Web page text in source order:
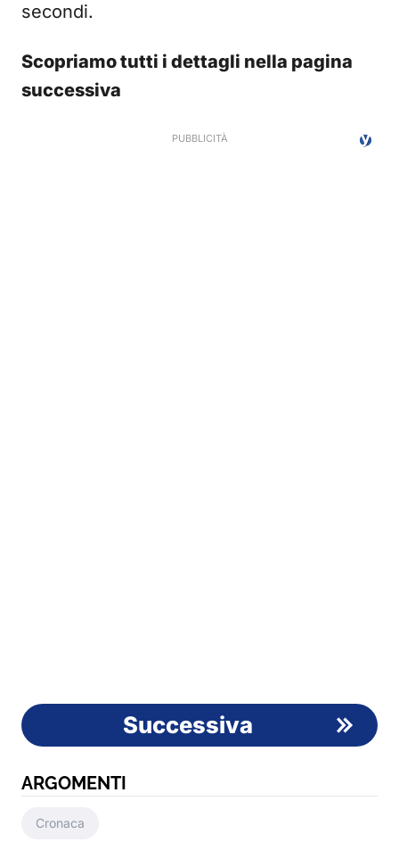
secondi.
Scopriamo tutti i dettagli nella pagina
successiva
Successiva
ARGOMENTI
Cronaca